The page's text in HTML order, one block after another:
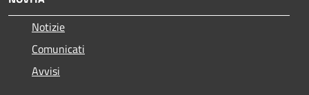
Notizie
Comunicati
Avvisi